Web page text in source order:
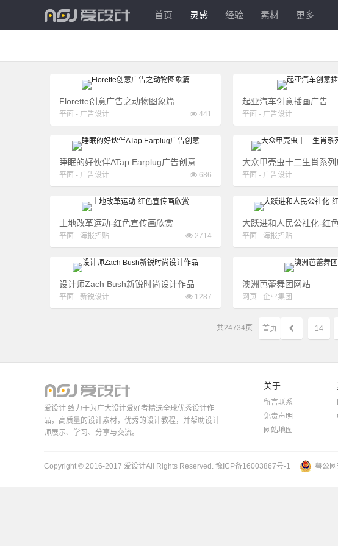
爱 首页 灵感 经验 素材 更多
Florette创意广告之动物图象篇
平面 - 广告设计 441
起亚汽车创意插画广告
平面 - 广告设计
睡眠的好伙伴ATap Earplug广告创意
平面 - 广告设计 686
大众甲壳虫十二生肖系
平面 - 广告设计
土地改革运动-红色宣传画欣赏
平面 - 海报招贴 2714
大跃进和人民公社化-红
平面 - 海报招贴
设计师Zach Bush新锐时尚设计作品
平面 - 新锐设计 1287
澳洲芭蕾舞团网站
网页 - 企业集团
共24734页 首页 14
爱设计 致力于为广大设计爱好者精选全球优秀设计作
品，高质量的设计素材，优秀的设计教程，并帮助设计
师展示、学习、分享与交流。
关于
留言联系
免责声明
网站地图
Copyright © 2016-2017 爱设计All Rights Reserved. 豫ICP备16003867号-1 粤公